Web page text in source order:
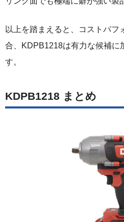
以上を踏まえると、コストパフ
合、KDPB1218は有力な候補に
す。
KDPB1218 まとめ